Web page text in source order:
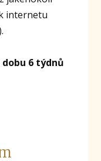
internetu
6 týdnů